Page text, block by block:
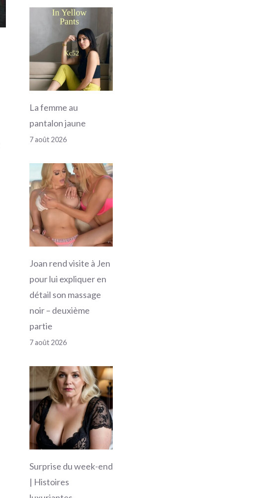
La femme au
pantalon jaune
7 août 2026
Joan rend visite à Jen
pour lui expliquer en
détail son massage
noir – deuxième
partie
7 août 2026
Surprise du week-end
| Histoires